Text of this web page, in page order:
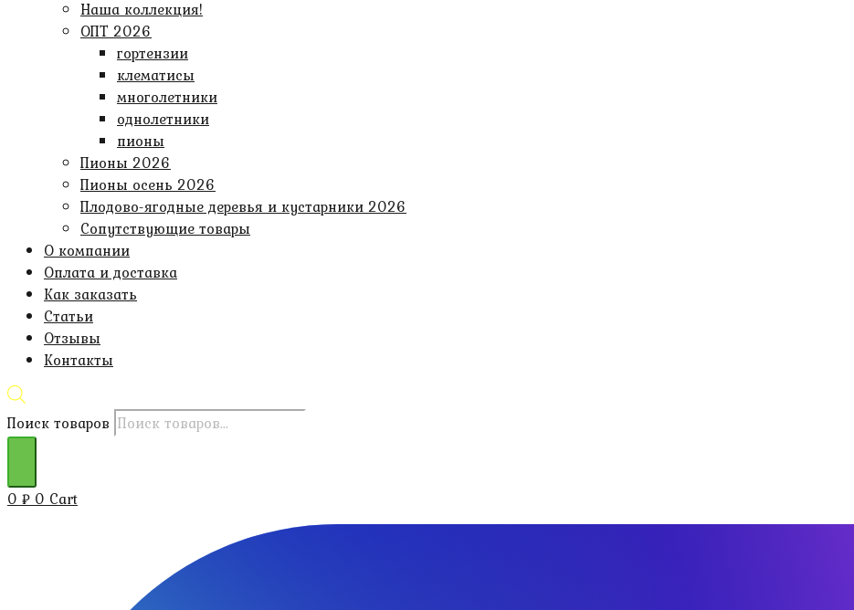
Наша коллекция!
ОПТ 2026
гортензии
клематисы
многолетники
однолетники
пионы
Пионы 2026
Пионы осень 2026
Плодово-ягодные деревья и кустарники 2026
Сопутствующие товары
О компании
Оплата и доставка
Как заказать
Статьи
Отзывы
Контакты
Поиск товаров
0 ₽ 0 Cart